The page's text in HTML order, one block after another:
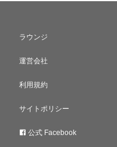
ラウンジ
運営会社
利用規約
サイトポリシー
公式 Facebook